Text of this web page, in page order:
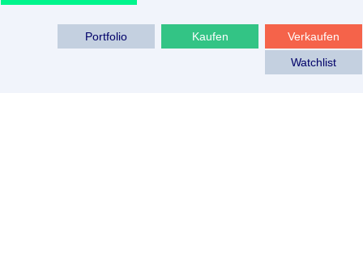
Verkaufen
Kaufen
Portfolio
Watchlist